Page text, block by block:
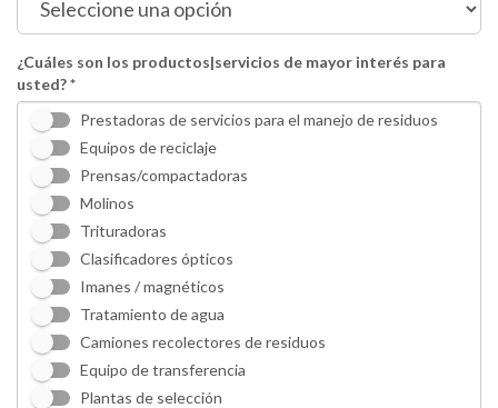
¿Cuáles son los productos|servicios de mayor interés para
usted? *
Prestadoras de servicios para el manejo de residuos
Equipos de reciclaje
Prensas/compactadoras
Molinos
Trituradoras
Clasificadores ópticos
Imanes / magnéticos
Tratamiento de agua
Camiones recolectores de residuos
Equipo de transferencia
Plantas de selección